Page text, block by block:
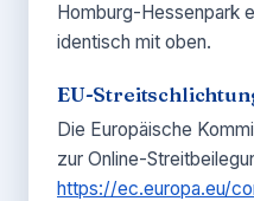
Homburg-Hessenpark
identisch mit oben.
EU-
Die Europäische
zur Online-
https://ec.europa.eu/